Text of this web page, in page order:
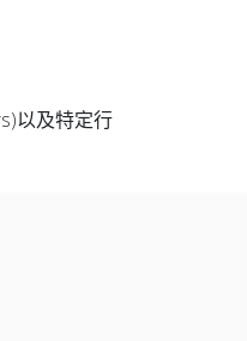
以及特定行